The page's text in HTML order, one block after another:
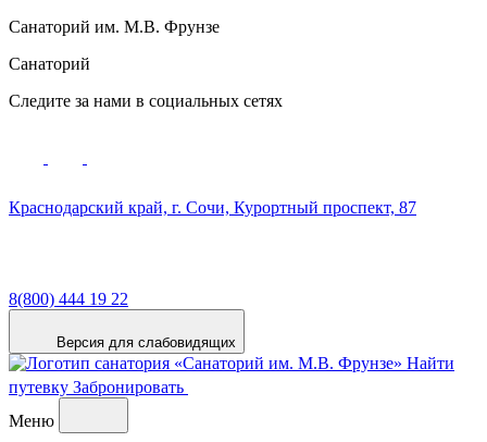
Санаторий им. М.В. Фрунзе
Санаторий
Следите за нами в социальных сетях
Краснодарский край, г. Сочи, Курортный проспект, 87
8(800) 444 19 22
Версия для слабовидящих
Найти
путевку Забронировать
Меню